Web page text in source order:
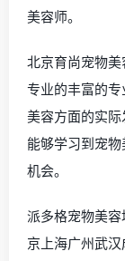
美容师。
北京育尚宠物
专业的丰富的
美容方面的实
能够学习到宠
机会。
派多格宠物美
京上海广州武